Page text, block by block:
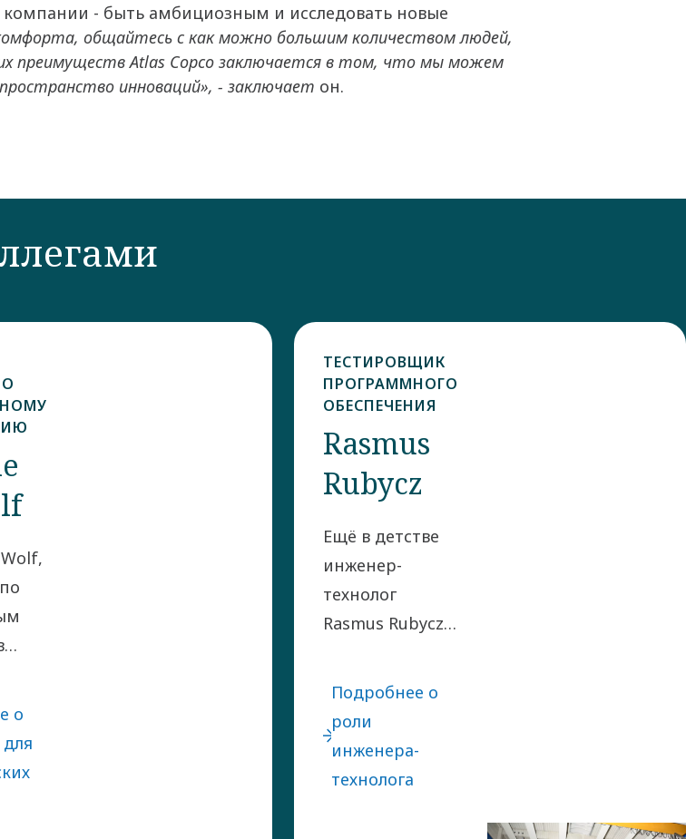
- быть амбициозным и исследовать новые
общайтесь с как можно большим количеством людей,
преимуществ Atlas Copco заключается в том, что мы можем
инноваций», - заключает он.
о
ТЕСТИРОВЩИК
ПРОГРАММНОГО
ОБЕСПЕЧЕНИЯ
Rasmus
Rubycz
Ещё в детстве
инженер-
технолог
Rasmus Rubycz
переворачивать
голову, чтобы
Подробнее о
роли
инженера-
технолога